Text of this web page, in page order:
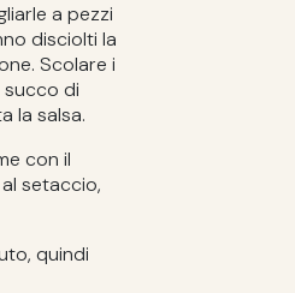
a pezzi
disciolti la
Scolare i
succo di
la salsa.
con il
setaccio,
quindi